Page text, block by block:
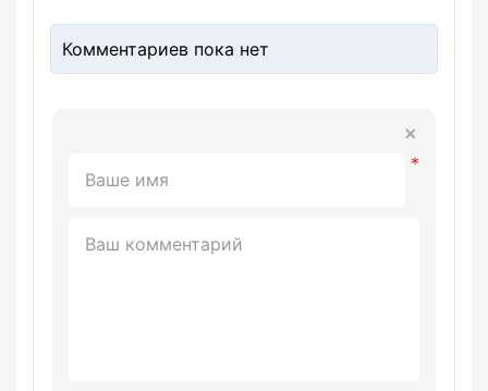
Комментариев пока нет